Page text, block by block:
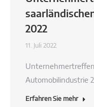
2022
11. Juli 2022
Automobilindustrie
Erfahren Sie mehr